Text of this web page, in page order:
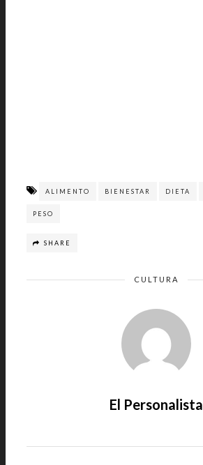
ALIMENTO BIENESTAR DIETA
PESO
SHARE
CULTURA
El Personalista